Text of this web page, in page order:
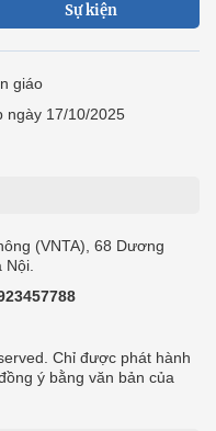
Sự kiện
giáo
ngày 17/10/2025
(VNTA), 68 Dương
Chỉ được phát hành
ý bằng văn bản của